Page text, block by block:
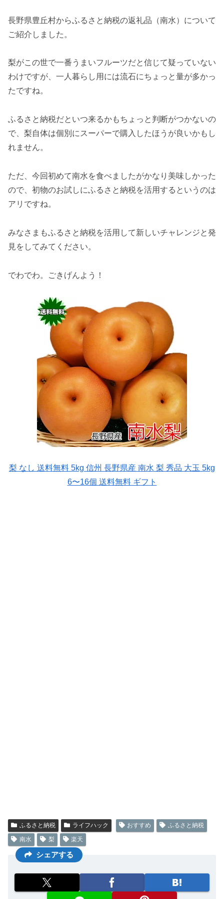
長野県豊丘村からふるさと納税の返礼品（南水）について
ご紹介しました。
梨がこの世で一番うまいフルーツだと信じて疑っていない
わけですが、一人暮らし用には流石にちょっと量が多かっ
たですね。
ふるさと納税だといつ来るかもちょっと判断がつかないの
で、梨自体は個別にスーパーで購入したほうが良いかもし
れません。
ただ、今回初めて南水を食べましたがかなり美味しかった
ので、初物のお試しにふるさと納税を活用するというのは
アリですね。
みなさまもふるさと納税を活用して新しいチャレンジと発
見をしてみてください。
でわでわ。ごきげんよう！
梨 なし 送料無料 5kg 信州 長野県産 南水 梨 秀品 大玉 5kg
6〜16個 送料無料 ギフト
ふるさと納税 ライフハック おすすめ
ふるさと納税
南水
梨 楽天
シェアする